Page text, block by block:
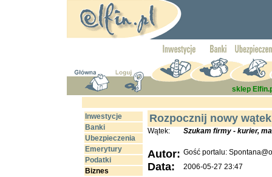
sklep
Inwestycje
Banki
Ubezpieczenia
Emerytury
Podatki
Biznes
Rozpocznij nowy wątek
Wątek: Szukam firmy - kurier,
Autor: Gość portalu:
Data: 2006-05-27 23:47